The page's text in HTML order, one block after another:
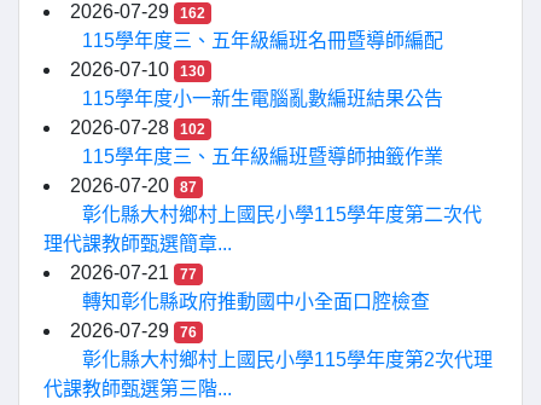
2026-07-29
162
115學年度三、五年級編班名冊暨導師編配
2026-07-10
130
115學年度小一新生電腦亂數編班結果公告
2026-07-28
102
115學年度三、五年級編班暨導師抽籤作業
2026-07-20
87
彰化縣大村鄉村上國民小學115學年度第二次代
理代課教師甄選簡章...
2026-07-21
77
轉知彰化縣政府推動國中小全面口腔檢查
2026-07-29
76
彰化縣大村鄉村上國民小學115學年度第2次代理
代課教師甄選第三階...